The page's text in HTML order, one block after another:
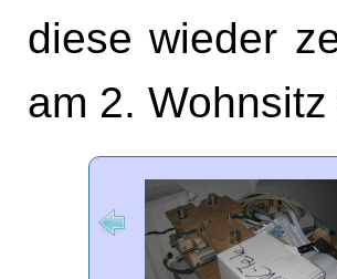
diese wieder
am 2.